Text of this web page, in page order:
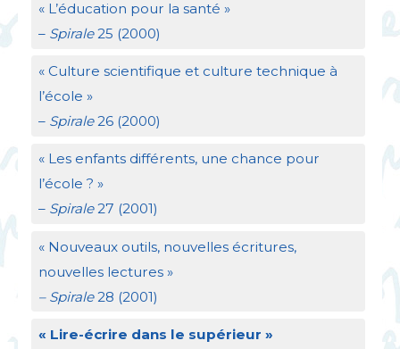
« L’éducation pour la santé »
– Spirale25 (2000)
« Culture scientifique et culture technique à
l’école »
– Spirale26 (2000)
« Les enfants différents, une chance pour
l’école ? »
– Spirale27 (2001)
« Nouveaux outils, nouvelles écritures,
nouvelles lectures »
– Spirale28 (2001)
« Lire-écrire dans le supérieur »